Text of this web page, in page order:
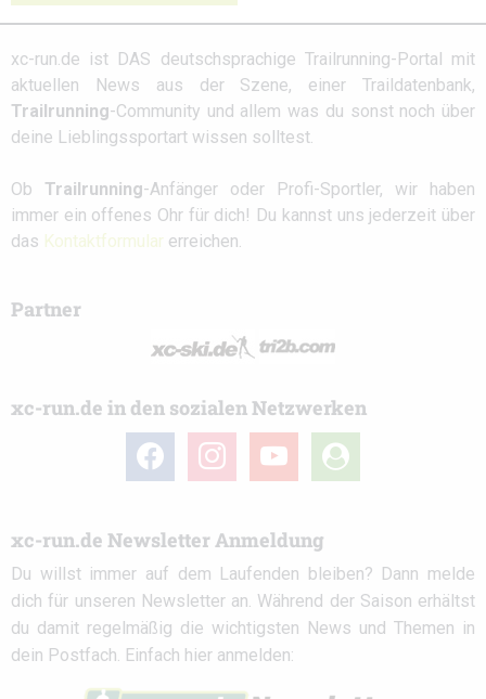
xc-run.de ist DAS deutschsprachige Trailrunning-Portal mit
aktuellen News aus der Szene, einer Traildatenbank,
Trailrunning-Community und allem was du sonst noch über
deine Lieblingssportart wissen solltest.
Ob Trailrunning-Anfänger oder Profi-Sportler, wir haben
immer ein offenes Ohr für dich! Du kannst uns jederzeit über
das Kontaktformular erreichen.
Partner
xc-run.de in den sozialen Netzwerken
facebook instagramyoutube
user-
circle
xc-run.de Newsletter Anmeldung
Du willst immer auf dem Laufenden bleiben? Dann melde
dich für unseren Newsletter an. Während der Saison erhältst
du damit regelmäßig die wichtigsten News und Themen in
dein Postfach. Einfach hier anmelden: